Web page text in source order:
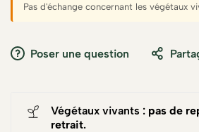
Pas d'échange concernant les végétaux
Poser une question
Végétaux vivants : pas de
retrait.